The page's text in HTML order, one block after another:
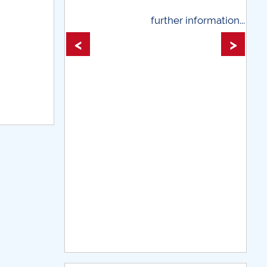
further
< >